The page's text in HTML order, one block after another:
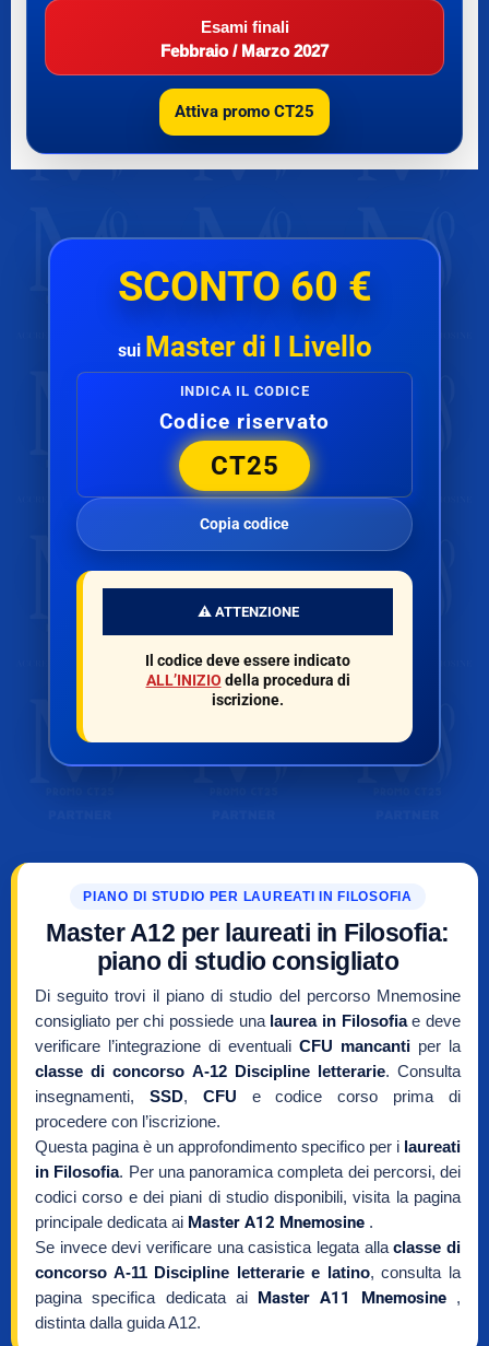
Esami finali
Febbraio / Marzo 2027
Attiva promo CT25
SCONTO 60 €
sui Master di I Livello
INDICA IL CODICE
Codice riservato
CT25
Copia codice
⚠️ ATTENZIONE
Il codice deve essere indicato
ALL’INIZIO della procedura di
iscrizione.
PIANO DI STUDIO PER LAUREATI IN FILOSOFIA
Master A12 per laureati in Filosofia:
piano di studio consigliato
Di seguito trovi il piano di studio del percorso Mnemosine
consigliato per chi possiede una laurea in Filosofiae deve
verificare l’integrazione di eventuali CFU mancanti per la
classe di concorso A-12 Discipline letterarie. Consulta
insegnamenti, SSD, CFU e codice corso prima di
procedere con l’iscrizione.
Questa pagina è un approfondimento specifico per i laureati
in Filosofia. Per una panoramica completa dei percorsi, dei
codici corso e dei piani di studio disponibili, visita la pagina
principale dedicata ai Master A12 Mnemosine .
Se invece devi verificare una casistica legata allaclasse di
concorso A-11 Discipline letterarie e latino, consulta la
pagina specifica dedicata ai
Master A11 Mnemosine
,
distinta dalla guida A12.